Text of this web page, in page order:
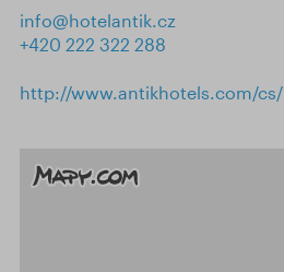
info@hotelantik.cz
+420 222 322 288
http://www.antikhotels.com/cs/